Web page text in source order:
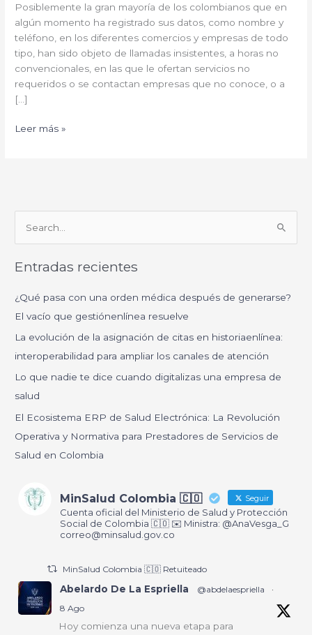
Posiblemente la gran mayoría de los colombianos que en
algún momento ha registrado sus datos, como nombre y
teléfono, en los diferentes comercios y empresas de todo
tipo, han sido objeto de llamadas insistentes, a horas no
convencionales, en las que le ofertan servicios no
requeridos o se contactan empresas que no conoce, o a
[…]
Leer más »
s
a
p
o
r
:
Entradas recientes
¿Qué pasa con una orden médica después de generarse?
El vacío que gestiónenlínea resuelve
La evolución de la asignación de citas en historiaenlínea:
interoperabilidad para ampliar los canales de atención
Lo que nadie te dice cuando digitalizas una empresa de
salud
El Ecosistema ERP de Salud Electrónica: La Revolución
Operativa y Normativa para Prestadores de Servicios de
Salud en Colombia
MinSalud Colombia 🇨🇴 Seguir
Cuenta oficial del Ministerio de Salud y Protección
Social de Colombia 🇨🇴 ✉️ Ministra: @AnaVesga_G
correo@minsalud.gov.co
MinSalud Colombia 🇨🇴 Retuiteado
Abelardo De La Espriella @abdelaespriella
·
8 Ago
Hoy comienza una nueva etapa para